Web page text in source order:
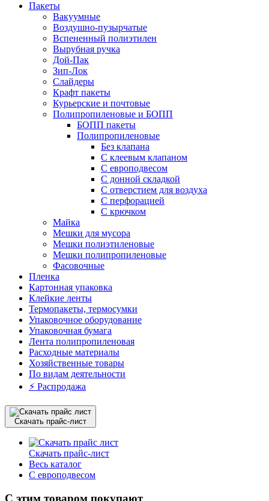
Пакеты
Вакуумные
Воздушно-пузырчатые
Вспененный полиэтилен
Вырубная ручка
Дой-Пак
Зип-Лок
Слайдеры
Крафт пакеты
Курьерские и почтовые
Полипропиленовые и БОПП
БОПП пакеты
Полипропиленовые
Без клапана
C клеевым клапаном
С европодвесом
С донной складкой
С отверстием для воздуха
С перфорацией
С крючком
Майка
Мешки для мусора
Мешки полиэтиленовые
Мешки полипропиленовые
Фасовочные
Пленка
Картонная упаковка
Клейкие ленты
Термопакеты, термосумки
Упаковочное оборудование
Упаковочная бумага
Лента полипропиленовая
Расходные материалы
Хозяйственные товары
По видам деятельности
⚡️ Распродажа
Скачать прайс-лист
Скачать прайс-лист
Весь каталог
С европодвесом
С этим товаром покупают